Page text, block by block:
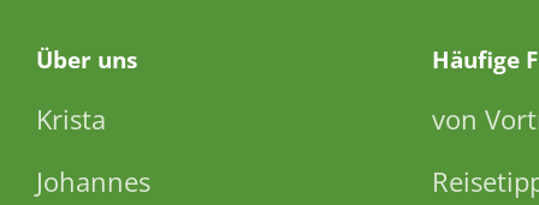
Über uns
Krista
Johannes
Häufige
von